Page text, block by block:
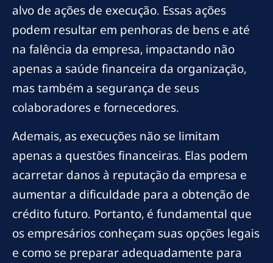
alvo de ações de execução. Essas ações
podem resultar em penhoras de bens e até
na falência da empresa, impactando não
apenas a saúde financeira da organização,
mas também a segurança de seus
colaboradores e fornecedores.
Ademais, as execuções não se limitam
apenas a questões financeiras. Elas podem
acarretar danos à reputação da empresa e
aumentar a dificuldade para a obtenção de
crédito futuro. Portanto, é fundamental que
os empresários conheçam suas opções legais
e como se preparar adequadamente para